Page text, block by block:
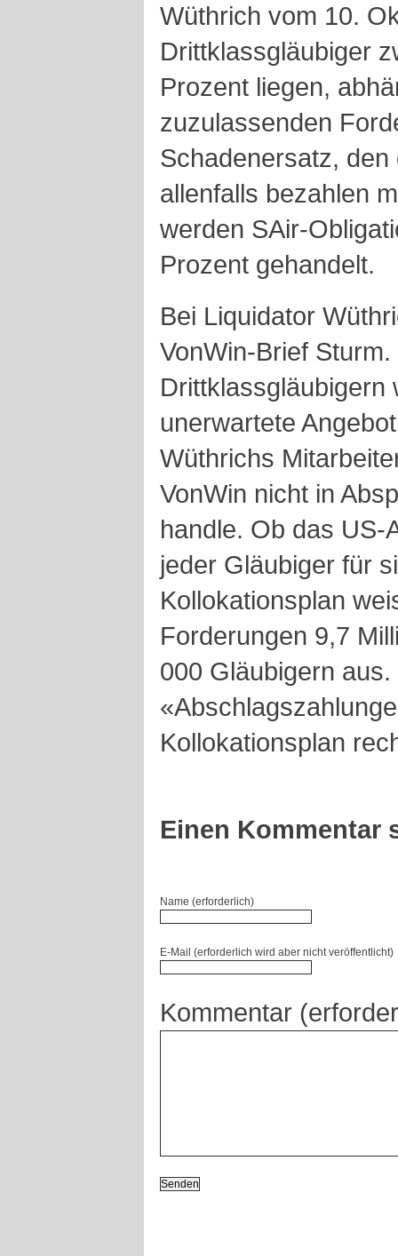
Wüthrich vom 10.
Drittklassgläubiger
Prozent liegen,
zuzulassenden
Schadenersatz,
allenfalls bezahlen
werden SAir-
Prozent gehandelt.
Bei Liquidator
VonWin-Brief
Drittklassgläubigern
unerwartete
Wüthrichs
VonWin nicht in
handle. Ob das US-
jeder Gläubiger für
Kollokationsplan
Forderungen 9,7
000 Gläubigern
Kollokationsplan
Einen Kommentar
Name (erforderlich)
E-Mail (erforderlich wird aber nicht veröffentlicht)
Kommentar